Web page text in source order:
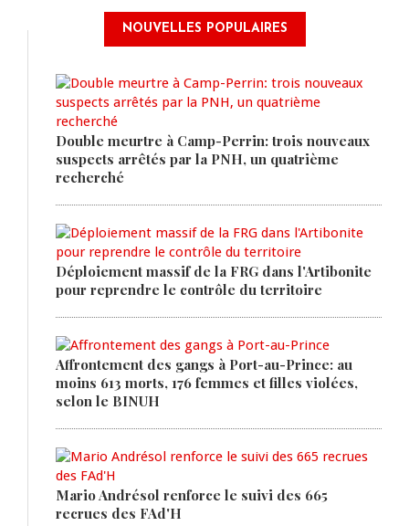
NOUVELLES POPULAIRES
Double meurtre à Camp-Perrin: trois nouveaux
suspects arrêtés par la PNH, un quatrième
recherché
Déploiement massif de la FRG dans l'Artibonite
pour reprendre le contrôle du territoire
Affrontement des gangs à Port-au-Prince: au
moins 613 morts, 176 femmes et filles violées,
selon le BINUH
Mario Andrésol renforce le suivi des 665
recrues des FAd'H